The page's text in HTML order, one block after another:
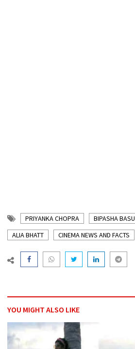
PRIYANKA CHOPRA BIPASHA BASU
ALIA BHATT
CINEMA NEWS AND FACTS
YOU MIGHT ALSO LIKE